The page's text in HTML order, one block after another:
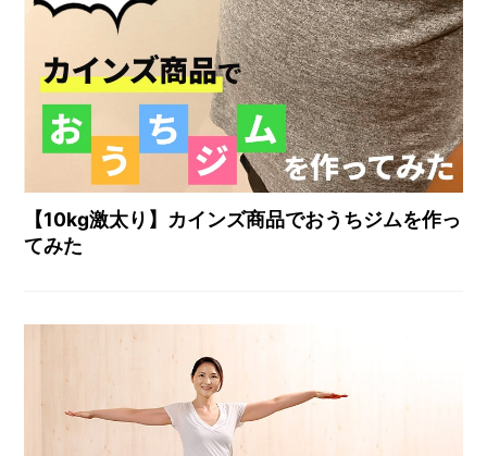
【10kg激太り】カインズ商品でおうちジムを作っ
てみた